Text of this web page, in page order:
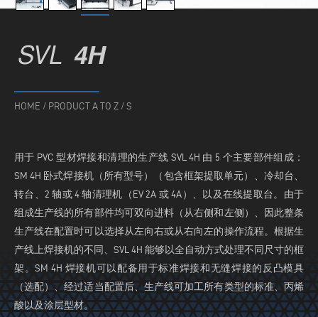
SVL 4H
HOME / PRODUCT A TO Z / S
用于 PVC 型材焊接和清理的生产线 SVL 4H 由 5 个主要部件组成：
SM 4H 卧式焊接机（所有型号）（包含框架提取单元）、冷却台、
转台、2 轴或 4 轴清理机（EV 2A 或 4A）、以及在线提取台。由于
组成生产线的所有部件均可双向进料（从右侧和左侧）、因此整条
生产线在配置时可以选择从左向右或从右向左的操作流程。根据生
产线上焊接机的不同、SVL 4H 能够以全自动方式处理不同尺寸的框
架。SM 4H 焊接机可以配备用于标准焊接和无缝焊接的反凸模具
（选配）、经过适当配置后、生产线可加工所有类型的标准、丙烯
酸以及涂层型材。